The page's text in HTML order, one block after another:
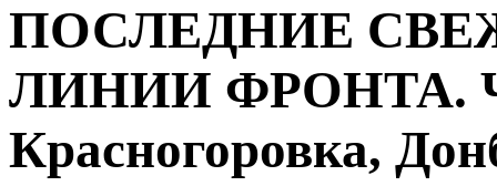
ПОСЛЕДНИЕ
ЛИНИИ ФРОНТА.
Красногоровка,